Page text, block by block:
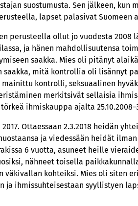
suostumusta. Sen jälkeen, kun
lapset palasivat Suomeen
perusteella ollut jo vuodesta 2008
ja hänen mahdollisuutensa
saakka. Mies oli pitänyt
mitä kontrollia oli lisännyt
kontrolli, seksuaalinen
merkitsivät sellaisia
ihmiskauppa ajalta
Ottaessaan 2.3.2018 heidän
ja viedessään heidät
6 vuotta, asuneet heille
nähneet toisella
väkivallan kohteiksi. Mies oli siten
ihmissuhteisestaan syyllistyen